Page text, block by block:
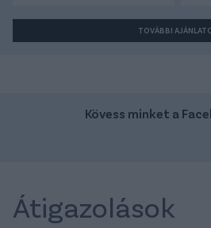
TOVÁBBI
Kövess minket a
Átigazolások